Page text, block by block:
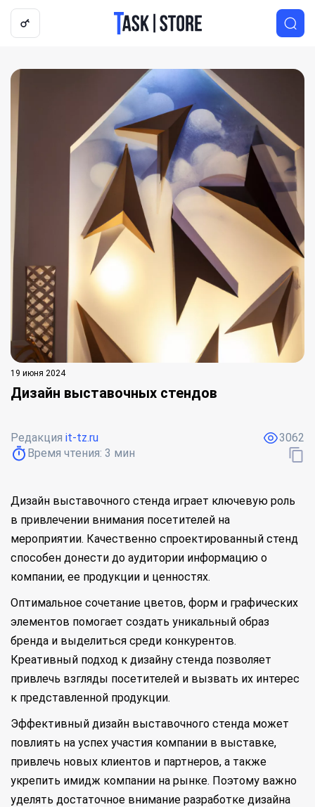
Логотип
19 июня 2024
Дизайн выставочных стендов
Редакция it-tz.ru
Время чтения: 3 мин
3062
Дизайн выставочного стенда играет ключевую роль
в привлечении внимания посетителей на
мероприятии. Качественно спроектированный стенд
способен донести до аудитории информацию о
компании, ее продукции и ценностях.
Оптимальное сочетание цветов, форм и графических
элементов помогает создать уникальный образ
бренда и выделиться среди конкурентов.
Креативный подход к дизайну стенда позволяет
привлечь взгляды посетителей и вызвать их интерес
к представленной продукции.
Эффективный дизайн выставочного стенда может
повлиять на успех участия компании в выставке,
привлечь новых клиентов и партнеров, а также
укрепить имидж компании на рынке. Поэтому важно
уделять достаточное внимание разработке дизайна